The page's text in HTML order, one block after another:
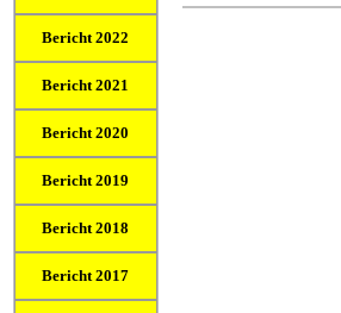
Bericht 2022
Bericht 2021
Bericht 2020
Bericht 2019
Bericht 2018
Bericht 2017